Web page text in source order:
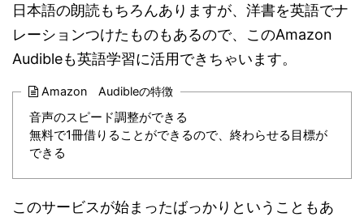
日本語の朗読もちろんありますが、洋書を英語でナ
レーションつけたものもあるので、このAmazon
Audibleも英語学習に活用できちゃいます。
Amazon Audibleの特徴
音声のスピード調整ができる
無料で1冊借りることができるので、終わらせる目標が
できる
このサービスが始まったばっかりということもあ